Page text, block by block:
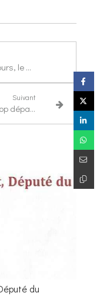
Pays d'Auge - Durant 10 jours, le député va faire le tour de sa circonscription à vélo
Suivant
Tour de la circonscription à vélo : top départ pour le député
du